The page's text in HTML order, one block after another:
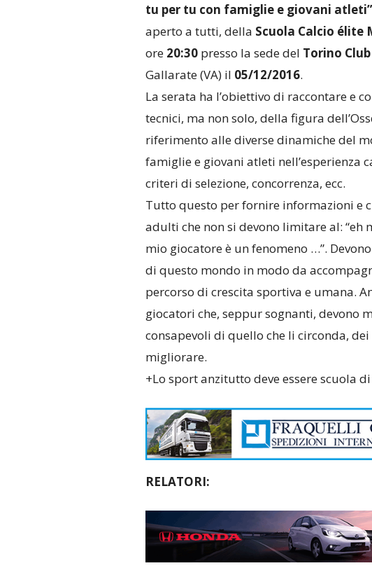
tu per tu con famiglie e giovani atleti”
aperto a tutti, della Scuola Calcio élite
ore 20:30 presso la sede del Torino
Gallarate (VA) il 05/12/2016.
La serata ha l’obiettivo di raccontare e
tecnici, ma non solo, della figura
riferimento alle diverse dinamiche del
famiglie e giovani atleti nell’esperienza
criteri di selezione, concorrenza, ecc.
Tutto questo per fornire informazioni e
adulti che non si devono limitare al: “eh
mio giocatore è un fenomeno …”.
di questo mondo in modo da
percorso di crescita sportiva e umana.
giocatori che, seppur sognanti, devono
consapevoli di quello che li circonda,
migliorare.
+Lo sport anzitutto deve essere scuola
RELATORI: